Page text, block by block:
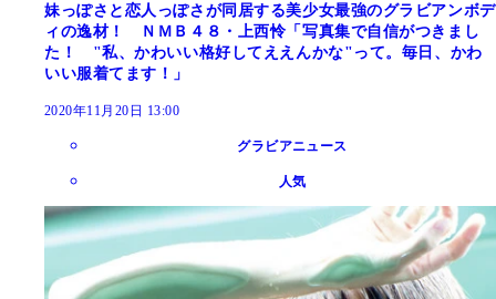
妹っぽさと恋人っぽさが同居する美少女最強のグラビアンボデ
ィの逸材！ ＮＭＢ４８・上西怜「写真集で自信がつきまし
た！ "私、かわいい格好してええんかな"って。毎日、かわ
いい服着てます！」
2020年11月20日 13:00
グラビアニュース
人気